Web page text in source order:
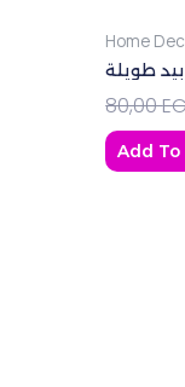
Home
طويلة
80,00
Add To
EGP.
is: 47,00 EGP.